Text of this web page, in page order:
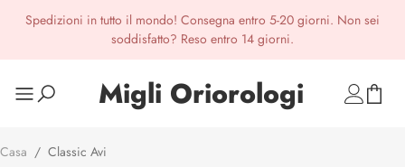
Spedizioni in tutto il mondo! Consegna entro 5-20 giorni. Non sei
soddisfatto? Reso entro 14 giorni.
Migli Oriorologi
Casa / Classic Avi